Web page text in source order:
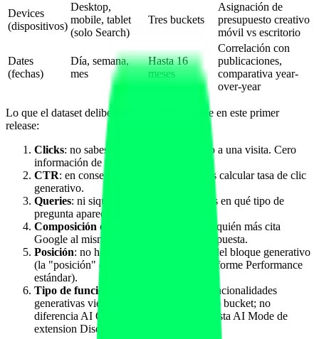
Devices
(dispositivos)
Desktop,
mobile, tablet
(solo Search)
Tres buckets
Asignación de
presupuesto creativo
móvil vs escritorio
Dates
(fechas)
Día, semana,
mes
Hasta 16
meses
Correlación con
publicaciones,
comparativa year-
over-year
Lo que el dataset deliberadamente NO expone en este primer
release:
Clicks: no sabes si la impresión condujo a una visita. Cero
información de tráfico generado.
CTR: en consecuencia, tampoco puedes calcular tasa de clic
generativo.
Queries: ni siquiera agregadas. No sabes en qué tipo de
pregunta apareces.
Composición de la respuesta
: no ves a quién más cita
Google al mismo tiempo en la misma respuesta.
Posición: no hay ranking de slot dentro del bloque generativo
(la "posición" clásica está reservada al informe Performance
estándar).
Tipo de funcionalidad granular
: las funcionalidades
generativas vienen agregadas en un único bucket; no
diferencia AI Overview clásica de respuesta AI Mode de
extension Discover.